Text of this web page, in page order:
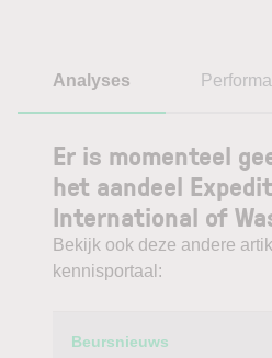
Analyses
Er is momenteel
het aandeel
International of
Bekijk ook deze andere
kennisportaal:
Category
Beursnieuws